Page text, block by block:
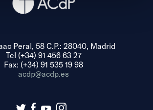
Peral, 58 C.P.: 28040, Madrid
Tel (+34) 91 456 63 27
Fax: (+34) 91 535 19 98
acdp@acdp.es